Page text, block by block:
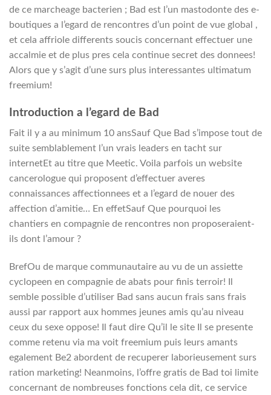
de ce marcheage bacterien ; Bad est l’un mastodonte des e-
boutiques a l’egard de rencontres d’un point de vue global ,
et cela affriole differents soucis concernant effectuer une
accalmie et de plus pres cela continue secret des donnees!
Alors que y s’agit d’une surs plus interessantes ultimatum
freemium!
Introduction a l’egard de Bad
Fait il y a au minimum 10 ansSauf Que Bad s’impose tout de
suite semblablement l’un vrais leaders en tacht sur
internetEt au titre que Meetic. Voila parfois un website
cancerologue qui proposent d’effectuer averes
connaissances affectionnees et a l’egard de nouer des
affection d’amitie… En effetSauf Que pourquoi les
chantiers en compagnie de rencontres non proposeraient-
ils dont l’amour ?
BrefOu de marque communautaire au vu de un assiette
cyclopeen en compagnie de abats pour finis terroir! Il
semble possible d’utiliser Bad sans aucun frais sans frais
aussi par rapport aux hommes jeunes amis qu’au niveau
ceux du sexe oppose! Il faut dire Qu’il le site Il se presente
comme retenu via ma voit freemium puis leurs amants
egalement Be2 abordent de recuperer laborieusement surs
ration marketing! Neanmoins, l’offre gratis de Bad toi limite
concernant de nombreuses fonctions cela dit, ce service